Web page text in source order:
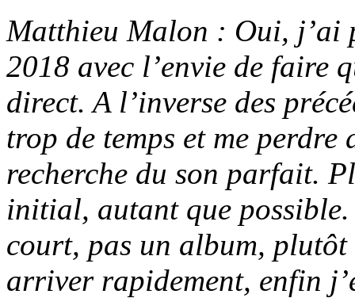
Matthieu Malon : Oui, j’ai
2018 avec l’envie de faire
direct. A l’inverse des
trop de temps et me
recherche du son parfait.
initial, autant que
court, pas un album,
arriver rapidement, enfin